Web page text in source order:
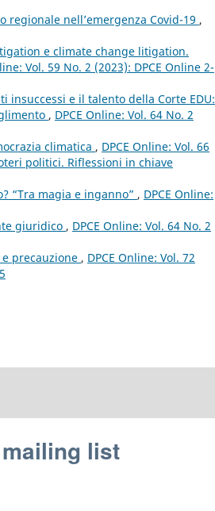
nell’emergenza Covid-19 ,
e climate change litigation.
Vol. 59 No. 2 (2023): DPCE Online 2-
e il talento della Corte EDU:
, DPCE Online: Vol. 64 No. 2
climatica , DPCE Online: Vol. 66
politici. Riflessioni in chiave
“Tra magia e inganno” , DPCE Online:
giuridico , DPCE Online: Vol. 64 No. 2
precauzione , DPCE Online: Vol. 72